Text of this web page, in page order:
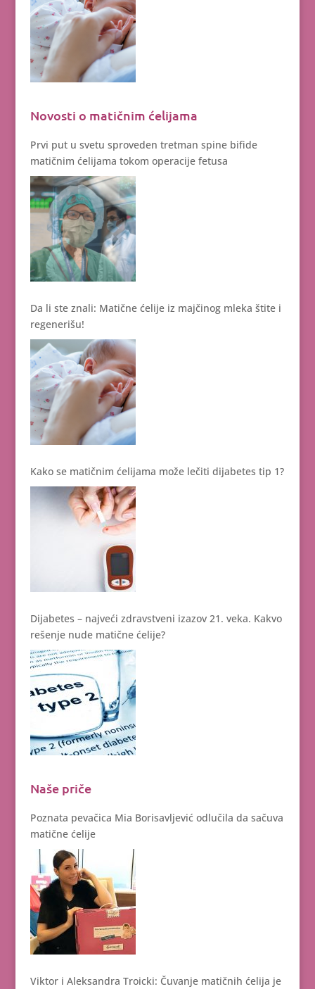
Novosti o matičnim ćelijama
Prvi put u svetu sproveden tretman spine bifide
matičnim ćelijama tokom operacije fetusa
Da li ste znali: Matične ćelije iz majčinog mleka štite i
regenerišu!
Kako se matičnim ćelijama može lečiti dijabetes tip 1?
Dijabetes – najveći zdravstveni izazov 21. veka. Kakvo
rešenje nude matične ćelije?
Naše priče
Poznata pevačica Mia Borisavljević odlučila da sačuva
matične ćelije
Viktor i Aleksandra Troicki: Čuvanje matičnih ćelija je